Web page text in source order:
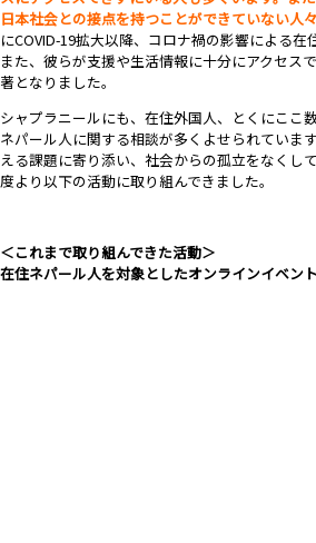
日本社会との接点を持つことができていない人
にCOVID-19拡大以降、コロナ禍の影響による在
また、彼らが支援や生活情報に十分にアクセス
著となりました。
シャプラニールにも、在住外国人、とくにここ
ネパール人に関する相談が多くよせられていま
える課題に寄り添い、社会からの孤立をなくし
度より以下の活動に取り組んできました。
＜これまで取り組んできた活動＞
在住ネパール人を対象としたオンラインイベン